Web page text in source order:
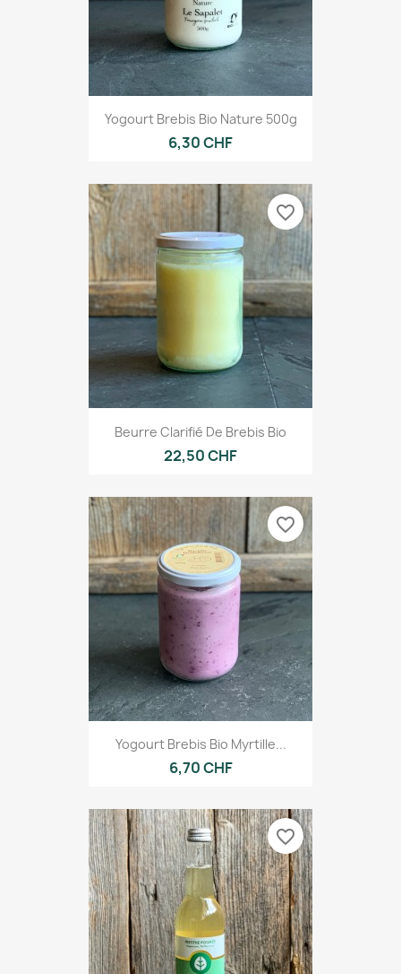
Yogourt Brebis Bio Nature 500g
6,30 CHF
Beurre Clarifié De Brebis Bio
22,50 CHF
favorite_border
Yogourt Brebis Bio Myrtille...
6,70 CHF
favorite_border
favorite_border